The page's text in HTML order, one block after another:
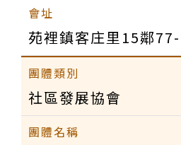
苑裡鎮客庄里15鄰
社區發展協會